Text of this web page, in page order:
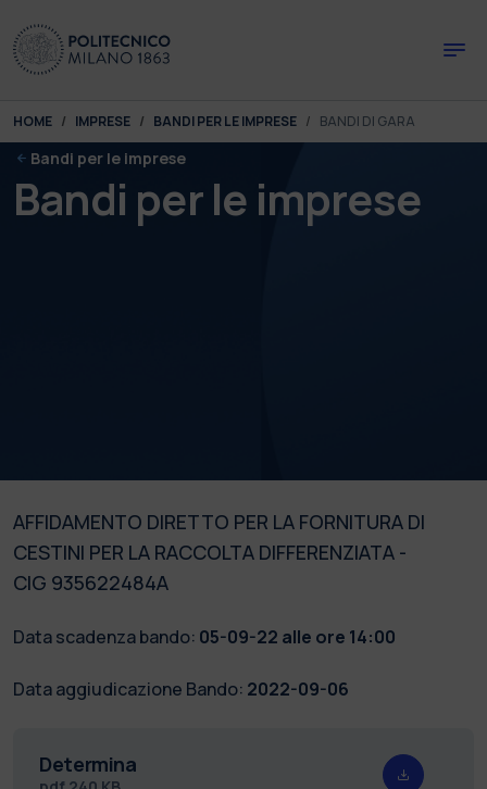
You are here:
HOME IMPRESE BANDI PER LE IMPRESE BANDI DI GARA
Bandi per le imprese
Bandi per le imprese
AFFIDAMENTO DIRETTO PER LA FORNITURA DI
CESTINI PER LA RACCOLTA DIFFERENZIATA -
CIG 935622484A
Data scadenza bando: 05-09-22 alle ore 14:00
Data aggiudicazione Bando: 2022-09-06
Determina